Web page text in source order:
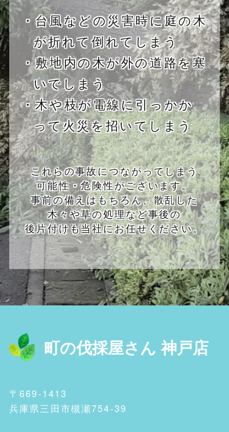
・台風などの災害時に庭の木
が折れて倒れてしまう
・敷地内の木が外の道路を塞
いでしまう
・木や枝が電線に引っかか
って火災を招いてしまう
これらの事故につながってしまう
可能性・危険性がございます。
事前の備えはもちろん、散乱した
木々や草の処理など事後の
後片付けも当社にお任せください。
町の伐採屋さん 神戸店
〒669-1413
兵庫県三田市槻瀬754-39